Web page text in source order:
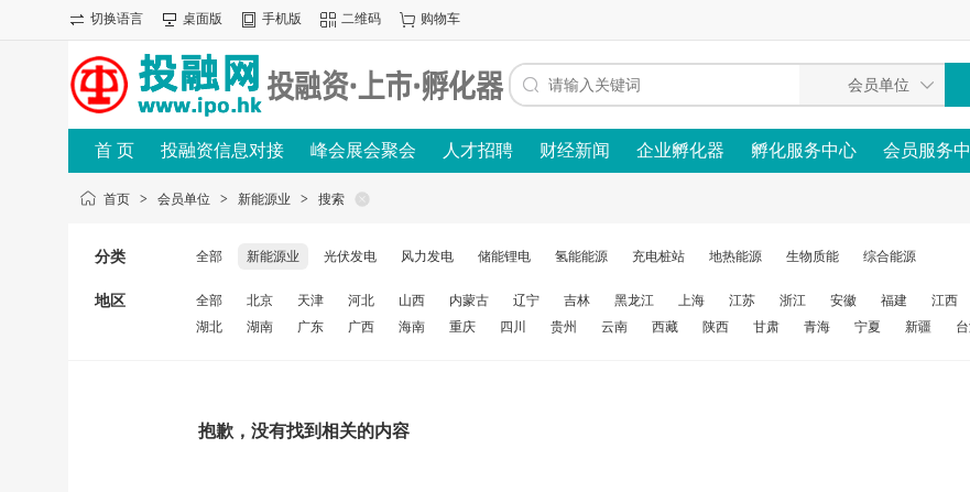
切换语言 桌面版 手机版 二维码 购物车
首 页 投融资信息对接 峰会展会聚会 人才招聘 财经新闻 企业孵化器 孵化服务中心 会员服务
首页 > 会员单位 > 新能源业 > 搜索
分类 全部 新能源业 光伏发电 风力发电 储能锂电 氢能能源 充电桩站 地热能源 生物质能 综合能源
地区 全部 北京 天津 河北 山西 内蒙古 辽宁 吉林 黑龙江 上海 江苏 浙江 安徽 福建 江西
湖北
湖南 广东 广西 海南 重庆 四川 贵州 云南 西藏 陕西 甘肃 青海 宁夏 新疆
抱歉，没有找到相关的内容